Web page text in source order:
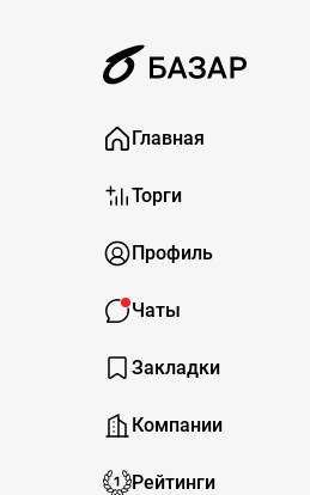
Главная
Торги
Профиль
Чаты
Закладки
Компании
Рейтинги